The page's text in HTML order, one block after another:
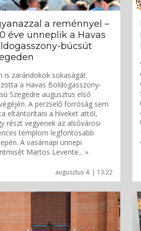
augusztus 4. | 13:22
a reménnyel –
éve ünneplik a Havas
búcsút
is zarándokok sokaságát
a Havas Boldogasszony-
Szegedre augusztus első
A perzselő forróság sem
eltántorítani a híveket attól,
részt vegyenek az alsóvárosi
templom legfontosabb
A vasárnapi ünnepi
Martos Levente... »